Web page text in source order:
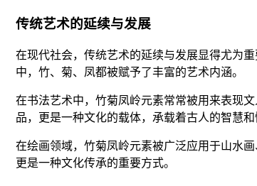
传统艺术的延续与发展
在现代社会，传统艺术的延续与发展显得尤为
中，竹、菊、凤都被赋予了丰富的艺术内涵。
在书法艺术中，竹菊凤岭元素常常被用来表现
品，更是一种文化的载体，承载着古人的智慧和
在绘画领域，竹菊凤岭元素被广泛应用于山水
更是一种文化传承的重要方式。